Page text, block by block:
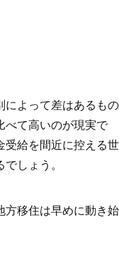
によって差はあるもの
べて高いのが現実で
受給を間近に控える世
しょう。
方移住は早めに動き始